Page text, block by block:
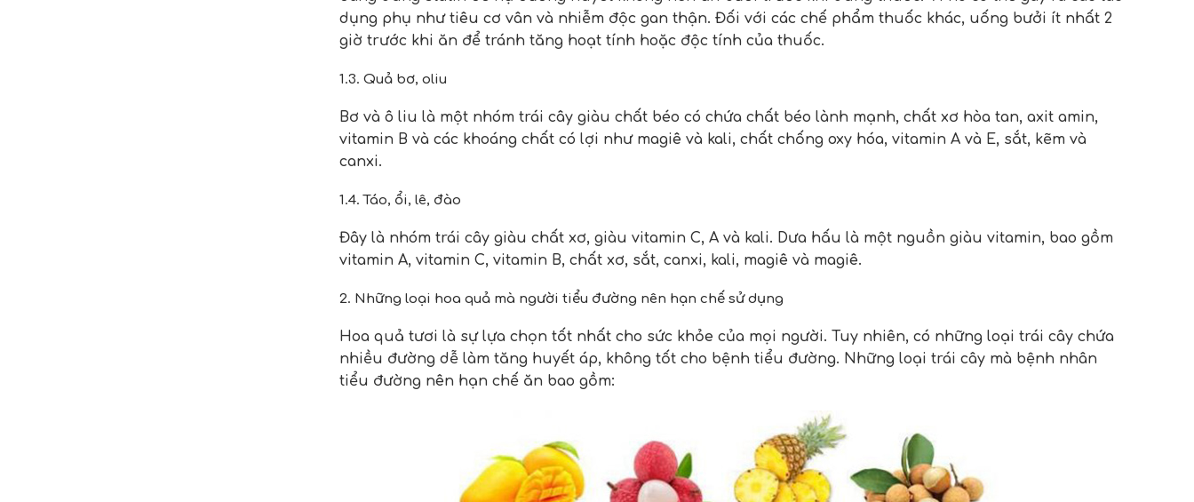
dụng phụ như tiêu cơ vân và nhiễm độc gan thận. Đối với các chế phẩm thuốc khác, uống bưởi ít nhất 2
giờ trước khi ăn để tránh tăng hoạt tính hoặc độc tính của thuốc.
1.3. Quả bơ, oliu
Bơ và ô liu là một nhóm trái cây giàu chất béo có chứa chất béo lành mạnh, chất xơ hòa tan, axit amin,
vitamin B và các khoáng chất có lợi như magiê và kali, chất chống oxy hóa, vitamin A và E, sắt, kẽm và
canxi.
1.4. Táo, ổi, lê, đào
Đây là nhóm trái cây giàu chất xơ, giàu vitamin C, A và kali. Dưa hấu là một nguồn giàu vitamin, bao gồm
vitamin A, vitamin C, vitamin B, chất xơ, sắt, canxi, kali, magiê và magiê.
2. Những loại hoa quả mà người tiểu đường nên hạn chế sử dụng
Hoa quả tươi là sự lựa chọn tốt nhất cho sức khỏe của mọi người. Tuy nhiên, có những loại trái cây chứa
nhiều đường dễ làm tăng huyết áp, không tốt cho bệnh tiểu đường. Những loại trái cây mà bệnh nhân
tiểu đường nên hạn chế ăn bao gồm: